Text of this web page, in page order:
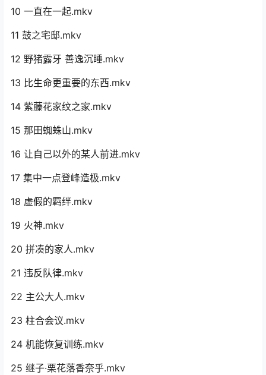
10 一直在一起.mkv
11 鼓之宅邸.mkv
12 野猪露牙 善逸沉睡.mkv
13 比生命更重要的东西.mkv
14 紫藤花家纹之家.mkv
15 那田蜘蛛山.mkv
16 让自己以外的某人前进.mkv
17 集中一点登峰造极.mkv
18 虚假的羁绊.mkv
19 火神.mkv
20 拼凑的家人.mkv
21 违反队律.mkv
22 主公大人.mkv
23 柱合会议.mkv
24 机能恢复训练.mkv
25 继子·栗花落香奈乎.mkv